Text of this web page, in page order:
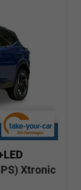
Xtronic